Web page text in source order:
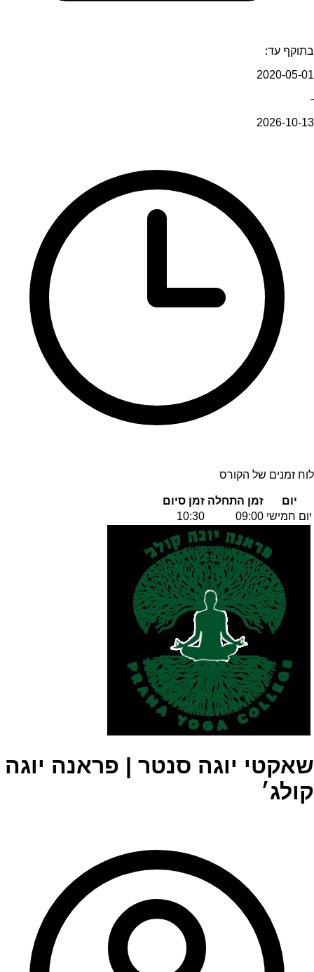
בתוקף עד:
2020-05-01
-
2026-10-13
לוח זמנים של הקורס
יום זמן התחלה זמן סיום
יום חמישי 09:00
10:30
שאקטי יוגה סנטר | פראנה יוגה
קולג׳